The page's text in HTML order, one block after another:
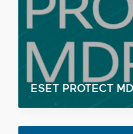
ESET PROTECT